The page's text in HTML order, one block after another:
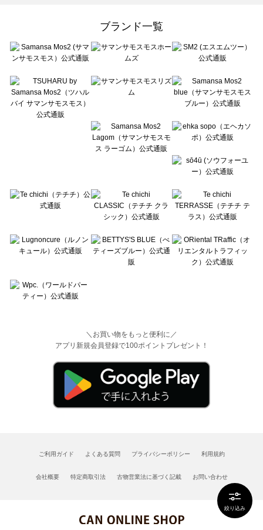
絞り込み
Te chichi（テチチ）の一覧
Te chichi CLASSIC（テチチ クラシック）の一覧
Lugnoncure（ルノンキュール）の一覧
BETTY'S BLUE（べティーズブルー）の一覧
Wpc.（ワールドパーティー）の一覧
ブランド一覧
＼お買い物をもっと便利に／
アプリ新規会員登録で100ポイントプレゼント！
ご利用ガイド よくある質問 プライバシーポリシー 利用規約
会社概要 特定商取引法 古物営業法に基づく記載 お問い合わせ